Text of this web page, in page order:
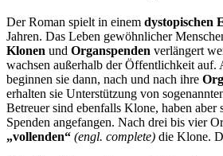
Der Roman spielt in einem dystopischen
Jahren. Das Leben gewöhnlicher
Klonen und Organspenden verlängert
wachsen außerhalb der Öffentlichkeit auf.
beginnen sie dann, nach und nach ihre
erhalten sie Unterstützung von
Betreuer sind ebenfalls Klone, haben aber
Spenden angefangen. Nach drei bis vier
„vollenden“ (engl. complete) die Klone.